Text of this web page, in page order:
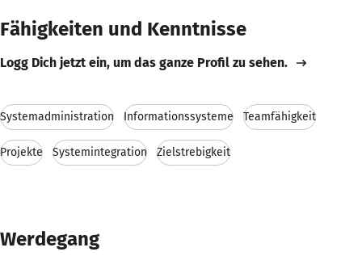
Fähigkeiten und Kenntnisse
Logg Dich jetzt ein, um das ganze Profil zu sehen.
Systemadministration Informationssysteme Teamfähigkeit
Projekte Systemintegration Zielstrebigkeit
Werdegang